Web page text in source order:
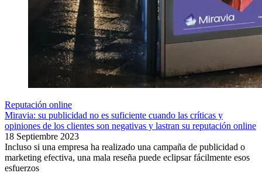
Reputación online
Miravia: su publicidad no es suficiente cuando las críticas y
opiniones de los clientes son negativas y lastran su reputación online
18 Septiembre 2023
Incluso si una empresa ha realizado una campaña de publicidad o
marketing efectiva, una mala reseña puede eclipsar fácilmente esos
esfuerzos